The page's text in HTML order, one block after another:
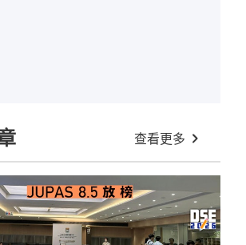
查看更多